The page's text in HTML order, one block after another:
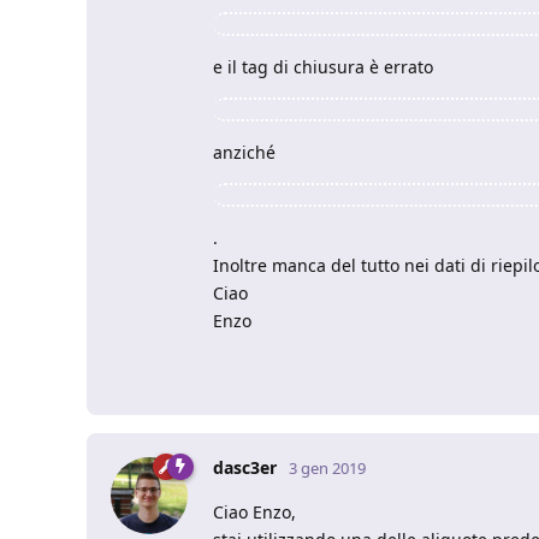
e il tag di chiusura è errato
anziché
.
Inoltre manca del tutto nei dati di
Ciao
Enzo
dasc3er 3 gen 2019
Ciao Enzo,